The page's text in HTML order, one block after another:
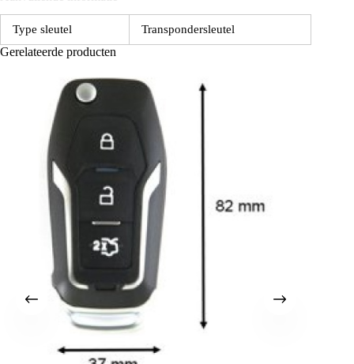
Type sleutel Transpondersleutel
Gerelateerde producten